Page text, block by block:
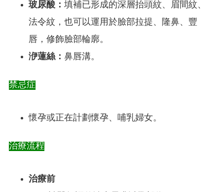
玻尿酸： 填補已形成的深層抬頭紋、眉間紋、
法令紋，也可以運用於臉部拉提、隆鼻、豐
唇，修飾臉部輪廓。
洢蓮絲： 鼻唇溝。
禁忌症
懷孕或正在計劃懷孕、哺乳婦女。
治療流程
治療前